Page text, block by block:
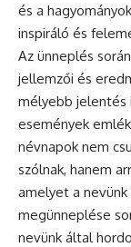
és a
inspiráló és
Az ünneplés
jellemzői és
mélyebb jelentés
események
névnapok nem
szólnak, hanem
amelyet a
megünneplése
nevünk által